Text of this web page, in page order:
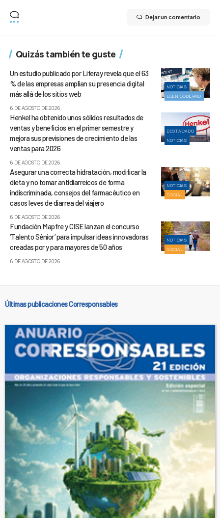
Dejar un comentario
Quizás también te guste
NOTICIAS
BUEN GOBIERNO
Un estudio publicado por Liferay revela que el 63
% de las empresas amplían su presencia digital
más allá de los sitios web
6 DE AGOSTO DE 2026
DESTACADO
NOTICIAS
Henkel ha obtenido unos sólidos resultados de
ventas y beneficios en el primer semestre y
mejora sus previsiones de crecimiento de las
ventas para 2026
6 DE AGOSTO DE 2026
NOTICIAS
SOCIAL
Asegurar una correcta hidratación, modificar la
dieta y no tomar antidiarreicos de forma
indiscriminada, consejos del farmacéutico en
casos leves de diarrea del viajero
6 DE AGOSTO DE 2026
NOTICIAS
SOCIAL
Fundación Mapfre y CISE lanzan el concurso
‘Talento Sénior’ para impulsar ideas innovadoras
creadas por y para mayores de 50 años
6 DE AGOSTO DE 2026
Últimas publicaciones Corresponsables